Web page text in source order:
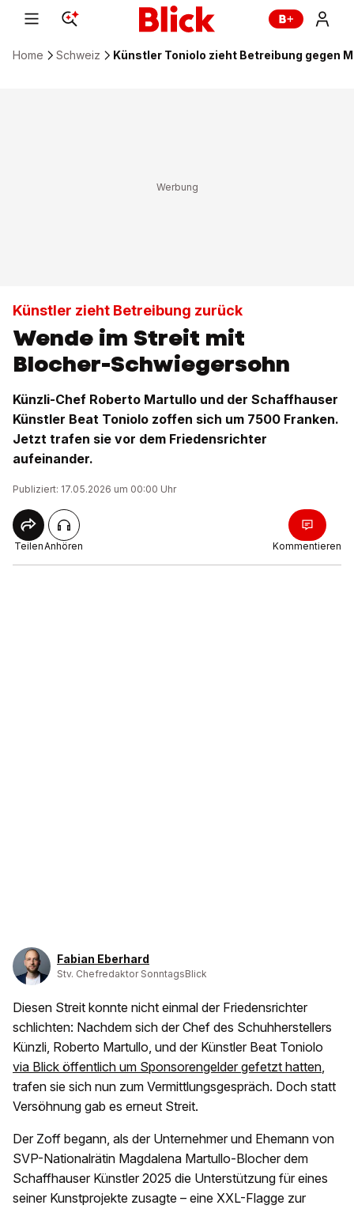
Home Schweiz Künstler Toniolo zieht Betreibung gegen
Künstler zieht Betreibung zurück
Wende im Streit mit
Blocher-Schwiegersohn
Künzli-Chef Roberto Martullo und der Schaffhauser
Künstler Beat Toniolo zoffen sich um 7500 Franken.
Jetzt trafen sie vor dem Friedensrichter
aufeinander.
Publiziert: 17.05.2026 um 00:00 Uhr
TeilenAnhören Kommentieren
Fabian Eberhard
Stv. Chefredaktor SonntagsBlick
Diesen Streit konnte nicht einmal der Friedensrichter
schlichten: Nachdem sich der Chef des Schuhherstellers
Künzli, Roberto Martullo, und der Künstler Beat Toniolo
via Blick öffentlich um Sponsorengelder gefetzt hatten,
trafen sie sich nun zum Vermittlungsgespräch. Doch statt
Versöhnung gab es erneut Streit.
Der Zoff begann, als der Unternehmer und Ehemann von
SVP-Nationalrätin Magdalena Martullo-Blocher dem
Schaffhauser Künstler 2025 die Unterstützung für eines
seiner Kunstprojekte zusagte – eine XXL-Flagge zur